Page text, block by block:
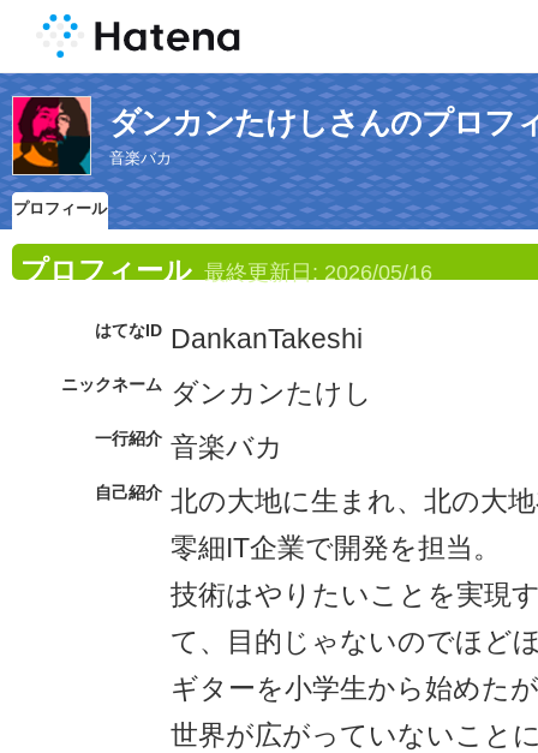
ダンカンたけしさんのプロフ
音楽バカ
プロフィール
プロフィール 最終更新日: 2026/05/16
はてなID DankanTakeshi
ニックネーム ダンカンたけし
一行紹介 音楽バカ
自己紹介 北の大地に生まれ、北の大
零細IT企業で開発を担当。
技術はやりたいことを実現
て、目的じゃないのでほど
ギターを小学生から始めた
世界が広がっていないこと